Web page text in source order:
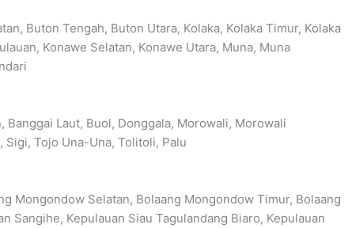
Buton Tengah, Buton Utara, Kolaka, Kolaka Timur, Kolaka
Konawe Selatan, Konawe Utara, Muna, Muna
Banggai Laut, Buol, Donggala, Morowali, Morowali
Sigi, Tojo Una-Una, Tolitoli, Palu
Mongondow Selatan, Bolaang Mongondow Timur, Bolaang
Sangihe, Kepulauan Siau Tagulandang Biaro, Kepulauan